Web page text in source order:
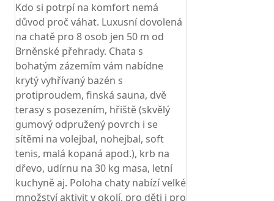
Kdo si potrpí na komfort nemá
důvod proč váhat. Luxusní dovolená
na chatě pro 8 osob jen 50 m od
Brněnské přehrady. Chata s
bohatým zázemím vám nabídne
krytý vyhřívaný bazén s
protiproudem, finská sauna, dvě
terasy s posezením, hřiště (skvělý
gumový odpružený povrch i se
sítěmi na volejbal, nohejbal, soft
tenis, malá kopaná apod.), krb na
dřevo, udírnu na 30 kg masa, letní
kuchyně aj. Poloha chaty nabízí velké
množství aktivit v okolí, pro děti i pro